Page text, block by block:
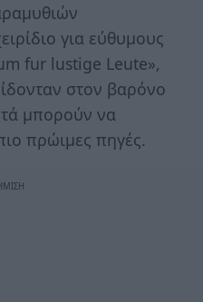
για εύθυμους
fur lustige Leute»,
στον βαρόνο
μπορούν να
πρώιμες πηγές.